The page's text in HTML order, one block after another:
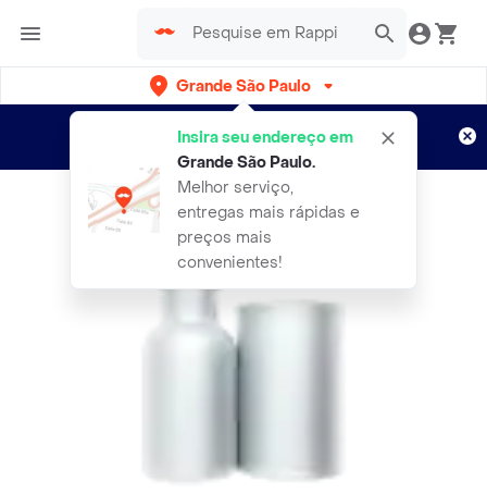
Grande São Paulo
Insira seu endereço em
Grande São Paulo.
Melhor serviço,
entregas mais rápidas e
preços mais
convenientes!
Entregas grátis por 15 dias!
Aplicam T&C